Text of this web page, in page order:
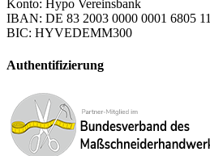
Konto: Hypo Vereinsbank
IBAN: DE 83 2003 0000 0001 6805 11
BIC: HYVEDEMM300
Authentifizierung